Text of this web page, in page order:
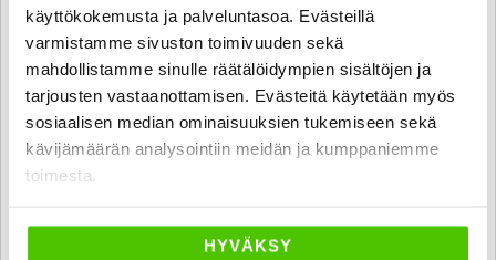
käyttökokemusta ja palveluntasoa. Evästeillä
varmistamme sivuston toimivuuden sekä
mahdollistamme sinulle räätälöidympien sisältöjen ja
tarjousten vastaanottamisen. Evästeitä käytetään myös
sosiaalisen median ominaisuuksien tukemiseen sekä
kävijämäärän analysointiin meidän ja kumppaniemme
toimesta.
HYVÄKSY
Seat Tarraco
maksuaikaa! - Adaptiivinen vakionopeudensäädin / Webasto /
Vetokoukku / Peruutuskamera